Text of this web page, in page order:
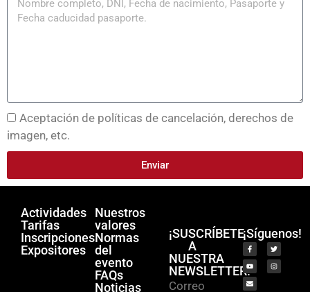
Aceptación de políticas de cancelación, derechos de
imagen, etc.
Enviar
Actividades
Tarifas
Inscripciones
Expositores
Nuestros
valores
Normas
del
evento
FAQs
Noticias
¡SUSCRÍBETE
A
NUESTRA
NEWSLETTER!
Correo
¡Síguenos!